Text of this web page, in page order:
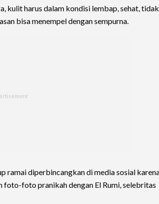
kulit harus dalam kondisi lembap, sehat, tidak
bisa menempel dengan sempurna.
ramai diperbincangkan di media sosial
foto-foto pranikah dengan El Rumi, selebritas